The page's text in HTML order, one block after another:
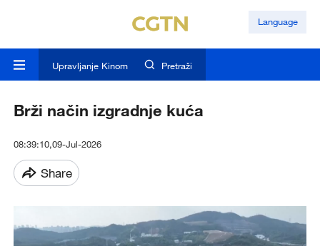
Language
Upravljanje Kinom Pretraži
Brži način izgradnje kuća
08:39:10,09-Jul-2026
Share